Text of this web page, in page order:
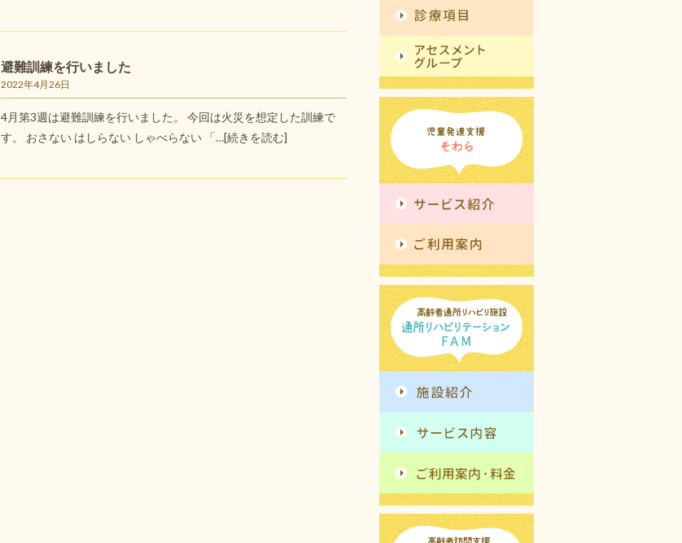
避難訓練を行いました
2022年4月26日
4月第3週は避難訓練を行いました。 今回は火災を想定した訓練で
す。 おさない はしらない しゃべらない 「…[続きを読む]